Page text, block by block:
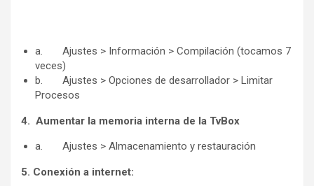
a. Ajustes > Información > Compilación (tocamos 7
veces)
b. Ajustes > Opciones de desarrollador > Limitar
Procesos
4. Aumentar la memoria interna de la TvBox
a. Ajustes > Almacenamiento y restauración
5. Conexión a internet: